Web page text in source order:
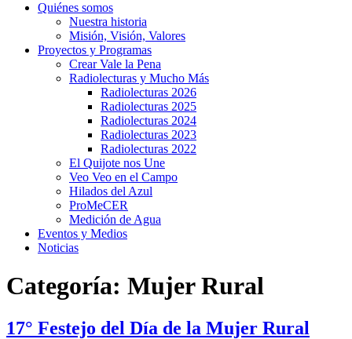
Quiénes somos
Nuestra historia
Misión, Visión, Valores
Proyectos y Programas
Crear Vale la Pena
Radiolecturas y Mucho Más
Radiolecturas 2026
Radiolecturas 2025
Radiolecturas 2024
Radiolecturas 2023
Radiolecturas 2022
El Quijote nos Une
Veo Veo en el Campo
Hilados del Azul
ProMeCER
Medición de Agua
Eventos y Medios
Noticias
Categoría: Mujer Rural
17° Festejo del Día de la Mujer Rural